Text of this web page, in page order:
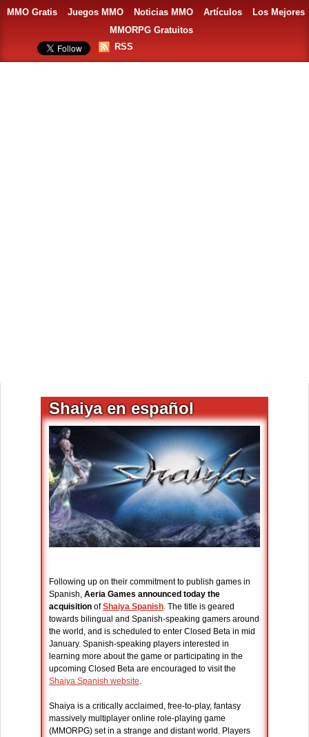
MMO Gratis Juegos MMO Noticias MMO Artículos
Los Mejores
MMORPG Gratuitos
RSS
Shaiya en español
Following up on their commitment to publish games in
Spanish, Aeria Games announced today the
acquisition ofShaiya Spanish. The title is geared
towards bilingual and Spanish-speaking gamers around
the world, and is scheduled to enter Closed Beta in mid
January. Spanish-speaking players interested in
learning more about the game or participating in the
upcoming Closed Beta are encouraged to visit the
Shaiya Spanish website.
Shaiya is a critically acclaimed, free-to-play, fantasy
massively multiplayer online role-playing game
(MMORPG) set in a strange and distant world. Players